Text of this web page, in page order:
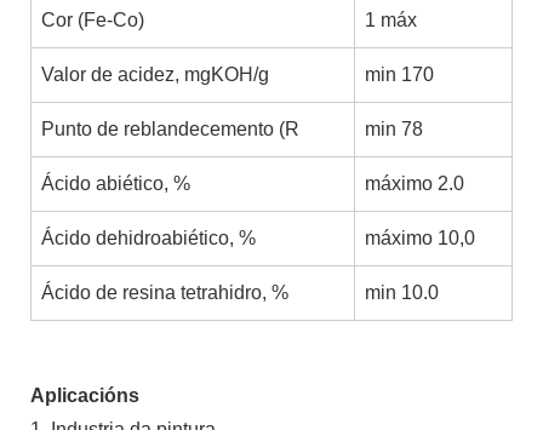
Cor (Fe-Co) 1 máx
Valor de acidez, mgKOH/g min 170
Punto de reblandecemento (R min 78
Ácido abiético, % máximo 2.0
Ácido dehidroabiético, % máximo 10,0
Ácido de resina tetrahidro, % min 10.0
Aplicacións